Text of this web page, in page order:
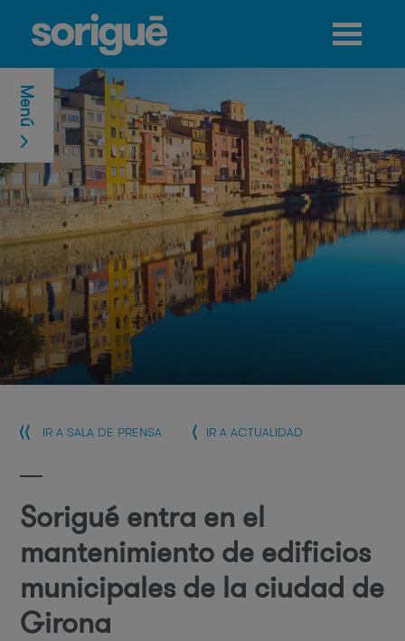
Jump to navigation
IR A SALA DE PRENSA IR A ACTUALIDAD
Sorigué entra en el
mantenimiento de edificios
municipales de la ciudad de
Girona
Menú